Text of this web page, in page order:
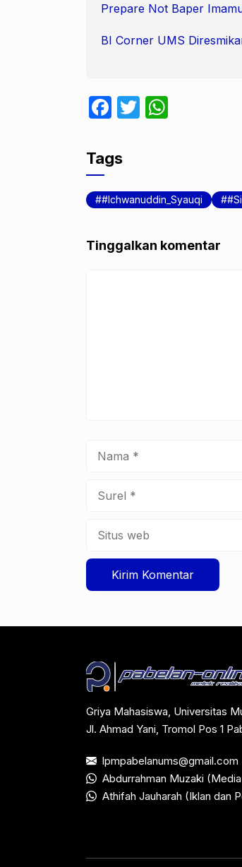
Prepare Not Baper
BI Corner UMS
F
c
e
b
o
T
A
p
Tags
#Ichwanuddin_Syauqi
Tinggalkan komentar
Griya Mahasiswa, Universitas
Jl. Ahmad Yani, Tromol Pos 1
lpmpabelanums@gmail.com
Abdurrahman Muzaki
Athifah Jauharah (Iklan dan